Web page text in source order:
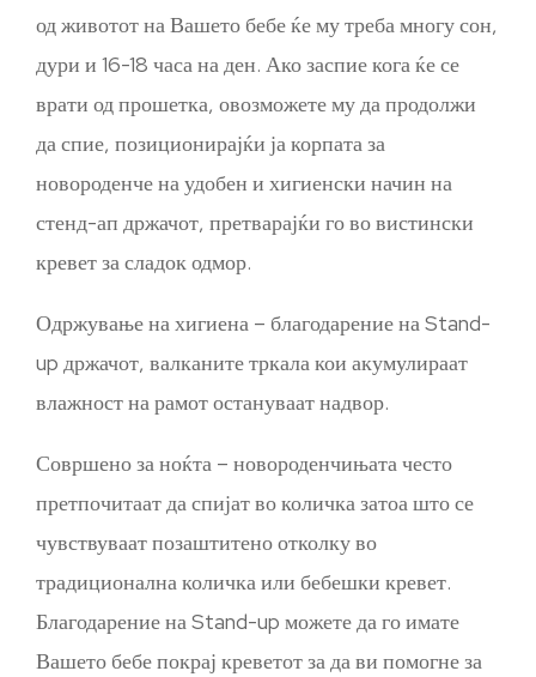
од животот на Вашето бебе ќе му треба многу сон,
дури и 16-18 часа на ден. Ако заспие кога ќе се
врати од прошетка, овозможете му да продолжи
да спие, позиционирајќи ја корпата за
новороденче на удобен и хигиенски начин на
стенд-ап држачот, претварајќи го во вистински
кревет за сладок одмор.
Одржување на хигиена – благодарение на Stand-
up држачот, валканите тркала кои акумулираат
влажност на рамот остануваат надвор.
Совршено за ноќта – новороденчињата често
претпочитаат да спијат во количка затоа што се
чувствуваат позаштитено отколку во
традиционална количка или бебешки кревет.
Благодарение на Stand-up можете да го имате
Вашето бебе покрај креветот за да ви помогне за